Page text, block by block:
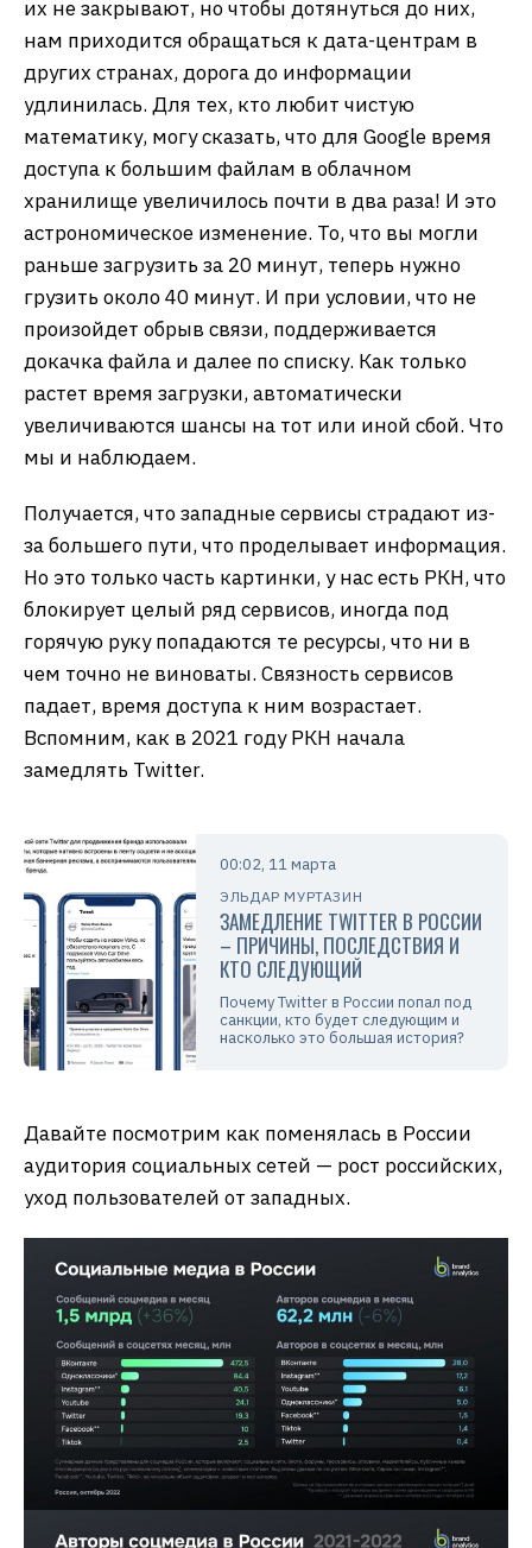
их не закрывают, но чтобы дотянуться до них,
нам приходится обращаться к дата-центрам в
других странах, дорога до информации
удлинилась. Для тех, кто любит чистую
математику, могу сказать, что для Google время
доступа к большим файлам в облачном
хранилище увеличилось почти в два раза! И это
астрономическое изменение. То, что вы могли
раньше загрузить за 20 минут, теперь нужно
грузить около 40 минут. И при условии, что не
произойдет обрыв связи, поддерживается
докачка файла и далее по списку. Как только
растет время загрузки, автоматически
увеличиваются шансы на тот или иной сбой. Что
мы и наблюдаем.
Получается, что западные сервисы страдают из-
за большего пути, что проделывает информация.
Но это только часть картинки, у нас есть РКН, что
блокирует целый ряд сервисов, иногда под
горячую руку попадаются те ресурсы, что ни в
чем точно не виноваты. Связность сервисов
падает, время доступа к ним возрастает.
Вспомним, как в 2021 году РКН начала
замедлять Twitter.
00:02, 11 марта
ЭЛЬДАР МУРТАЗИН
ЗАМЕДЛЕНИЕ TWITTER В РОССИИ
– ПРИЧИНЫ, ПОСЛЕДСТВИЯ И
КТО СЛЕДУЮЩИЙ
Почему Twitter в России попал под
санкции, кто будет следующим и
насколько это большая история?
Давайте посмотрим как поменялась в России
аудитория социальных сетей — рост российских,
уход пользователей от западных.